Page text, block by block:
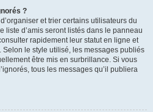
?
et trier certains utilisateurs du
liste d’amis seront listés dans le panneau
rapidement leur statut en ligne et
Selon le style utilisé, les messages publiés
être mis en surbrillance. Si vous
tous les messages qu’il publiera